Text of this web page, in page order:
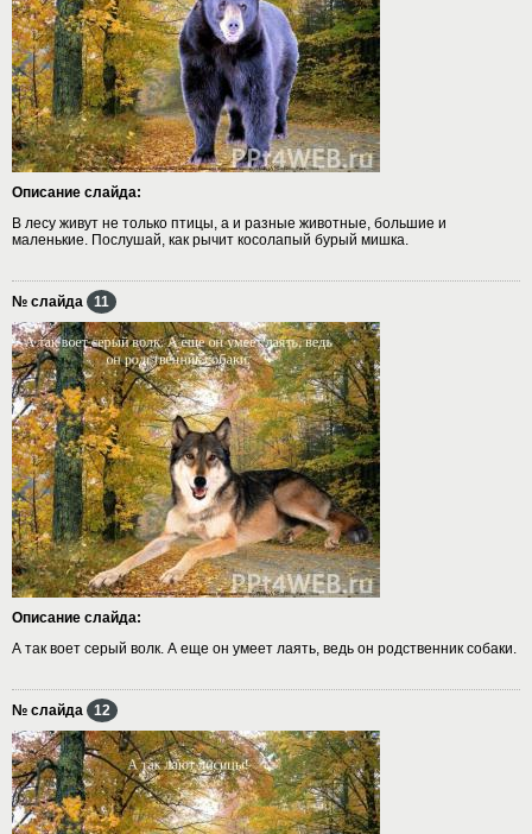
Описание слайда:
В лесу живут не только птицы, а и разные животные, большие и
маленькие. Послушай, как рычит косолапый бурый мишка.
№ слайда 11
Описание слайда:
А так воет серый волк. А еще он умеет лаять, ведь он родственник собаки.
№ слайда 12